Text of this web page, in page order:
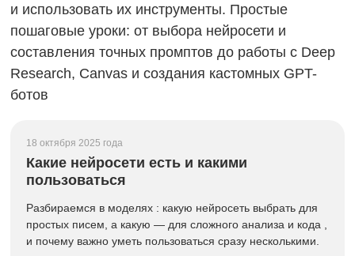
и использовать их инструменты. Простые
пошаговые уроки: от выбора нейросети и
составления точных промптов до работы с Deep
Research, Canvas и создания кастомных GPT-
ботов
18 октября 2025 года
Какие нейросети есть и какими
пользоваться
Разбираемся в моделях : какую нейросеть выбрать для
простых писем, а какую — для сложного анализа и кода ,
и почему важно уметь пользоваться сразу несколькими.